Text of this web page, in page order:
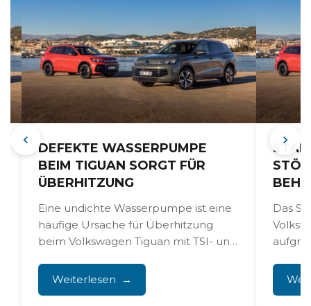
DEFEKTE WASSERPUMPE
BEIM TIGUAN SORGT FÜR
ÜBERHITZUNG
Eine undichte Wasserpumpe ist eine
häufige Ursache für Überhitzung
beim Volkswagen Tiguan mit TSI- und
vor...Weiterlesen
Das